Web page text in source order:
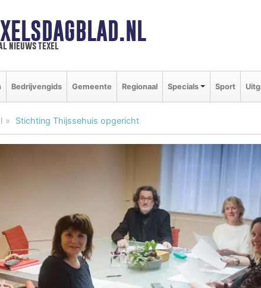
nieuws texel
Bedrijvengids Gemeente Regionaal Specials Sport
Stichting Thijssehuis opgericht